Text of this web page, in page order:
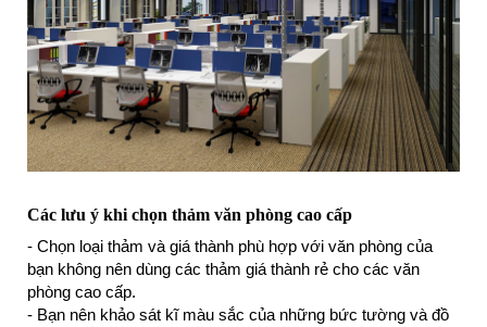
Các lưu ý khi chọn thảm văn phòng cao cấp
- Chọn loại thảm và giá thành phù hợp với văn phòng của
bạn không nên dùng các thảm giá thành rẻ cho các văn
phòng cao cấp.
- Bạn nên khảo sát kĩ màu sắc của những bức tường và đồ